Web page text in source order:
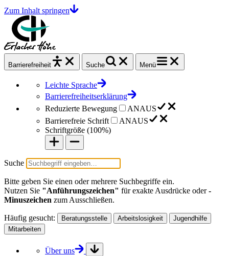
Zum Inhalt springen
Barrierefrei heit Suche Menü
Leichte Sprache
Barrierefreiheitserklärung
Reduzierte Bewegung
ANAUS
Barrierefreie Schrift
ANAUS
Schriftgröße (100%)
Suche
Bitte geben Sie einen oder mehrere Suchbegriffe ein.
Nutzen Sie "Anführungszeichen" für exakte Ausdrücke oder-
Minuszeichen zum Ausschließen.
Häufig gesucht: Beratungsstelle Arbeitslosigkeit
Jugendhilfe
Mitarbeiten
Über uns